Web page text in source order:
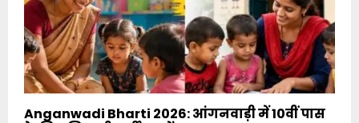
Anganwadi Bharti 2026: आंगनवाड़ी में 10वीं पास